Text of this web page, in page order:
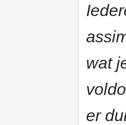
wat
er